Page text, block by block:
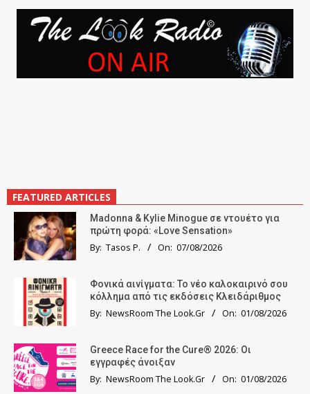
FEATURED ARTICLES
Madonna & Kylie Minogue σε ντουέτο για
πρώτη φορά: «Love Sensation»
By: Tasos P. On: 07/08/2026
Φονικά αινίγματα: Το νέο καλοκαιρινό σου
κόλλημα από τις εκδόσεις Κλειδάριθμος
By: NewsRoom The Look.Gr On: 01/08/2026
Greece Race for the Cure® 2026: Οι
εγγραφές άνοιξαν
By: NewsRoom The Look.Gr On: 01/08/2026